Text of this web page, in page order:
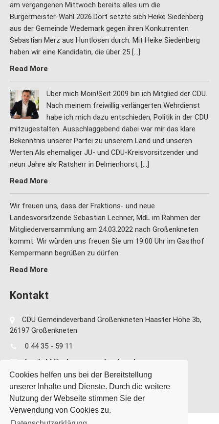
Cookies helfen uns bei der Bereitstellung
unserer Inhalte und Dienste. Durch die weitere
Nutzung der Webseite stimmen Sie der
Verwendung von Cookies zu.
am vergangenen Mittwoch bereits alles um die
Bürgermeister-Wahl 2026.Dort setzte sich Heike Siedenberg
aus der Gemeinde Wedemark gegen ihren Konkurrenten
Sebastian Merz aus Huntlosen durch. Mit Heike Siedenberg
haben wir eine Kandidatin, die über 25 […]
Read More
Über mich Moin!Seit 2009 bin ich Mitglied der CDU.
Nach meinem freiwillig verlängerten Wehrdienst
habe ich mich dazu entschieden, Politik in der CDU
mitzugestalten. Ausschlaggebend dabei war mir das klare
Bekenntnis unserer Partei zu unserem Land und unseren
Werten.Als ehemaliger JU- und CDU-Kreisvorsitzender und
neun Jahre als Ratsherr in Delmenhorst, […]
Read More
Wir freuen uns, dass der Fraktions- und neue
Landesvorsitzende Sebastian Lechner, MdL im Rahmen der
Mitgliederversammlung am 24.03.2022 nach Großenkneten
kommt. Wir würden uns freuen Sie um 19.00 Uhr im Gasthof
Kempermann begrüßen zu dürfen.
Read More
Kontakt
CDU Gemeindeverband Großenkneten Haaster Höhe 3b,
26197 Großenkneten
0 44 35 - 59 11
kontakt@cdu-grossenkneten.de